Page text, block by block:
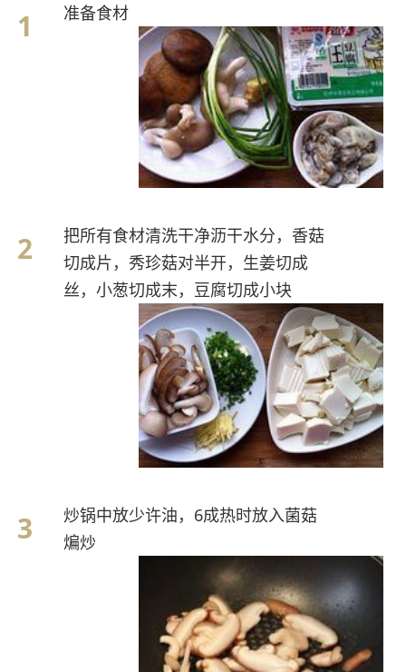
准备食材
把所有食材清洗干净沥干水分，香菇
切成片，秀珍菇对半开，生姜切成
丝，小葱切成末，豆腐切成小块
炒锅中放少许油，6成热时放入菌菇
煸炒